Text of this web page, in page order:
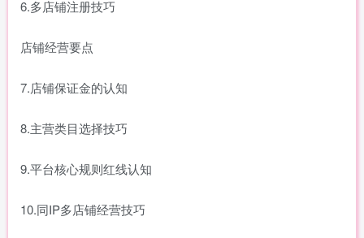
6.多店铺注册技巧
店铺经营要点
7.店铺保证金的认知
8.主营类目选择技巧
9.平台核心规则红线认知
10.同IP多店铺经营技巧